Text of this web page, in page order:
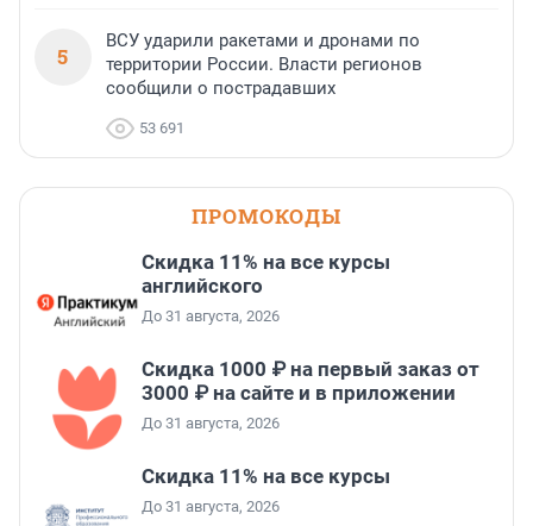
5
ВСУ ударили ракетами и дронами по
территории России. Власти регионов
сообщили о пострадавших
53 691
ПРОМОКОДЫ
Скидка 11% на все курсы
английского
До 31 августа, 2026
Скидка 1000 ₽ на первый заказ от
3000 ₽ на сайте и в приложении
До 31 августа, 2026
Скидка 11% на все курсы
До 31 августа, 2026